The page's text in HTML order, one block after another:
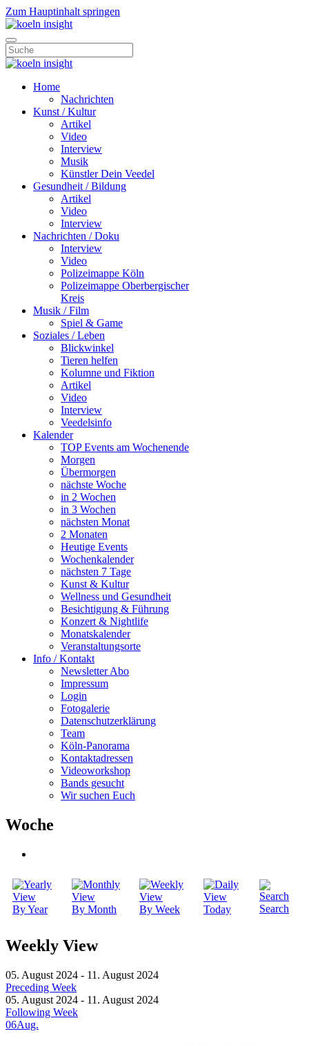
Zum Hauptinhalt springen
Home
Nachrichten
Kunst / Kultur
Artikel
Video
Interview
Musik
Künstler Dein Veedel
Gesundheit / Bildung
Artikel
Video
Interview
Nachrichten / Doku
Interview
Video
Polizeimappe Köln
Polizeimappe Oberbergischer
Kreis
Musik / Film
Spiel & Game
Soziales / Leben
Blickwinkel
Tieren helfen
Kolumne und Fiktion
Artikel
Video
Interview
Veedelsinfo
Kalender
TOP Events am Wochenende
Morgen
Übermorgen
nächste Woche
in 2 Wochen
in 3 Wochen
nächsten Monat
2 Monaten
Heutige Events
Wochenkalender
nächsten 7 Tage
Kunst & Kultur
Wellness und Gesundheit
Besichtigung & Führung
Konzert & Nightlife
Monatskalender
Veranstaltungsorte
Info / Kontakt
Newsletter Abo
Impressum
Login
Fotogalerie
Datenschutzerklärung
Team
Köln-Panorama
Kontaktadressen
Videoworkshop
Bands gesucht
Wir suchen Euch
Woche
By Year By Month By Week Today Search
Weekly View
05. August 2024 - 11. August 2024
Preceding Week
05. August 2024 - 11. August 2024
Following Week
06Aug.